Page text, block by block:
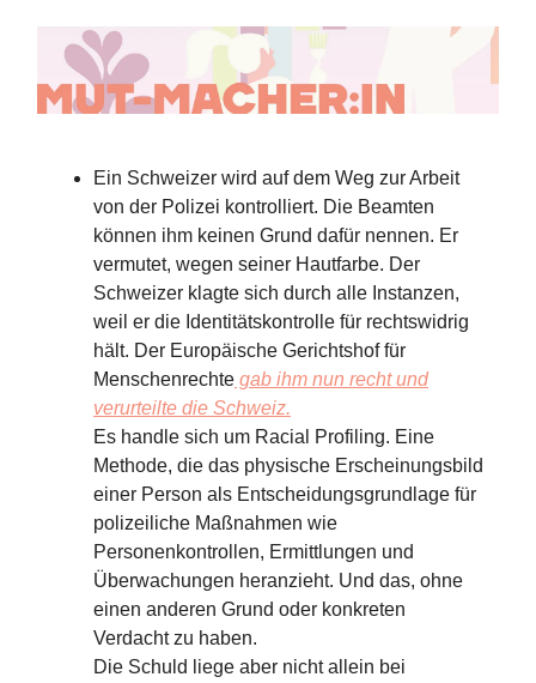
Ein Schweizer wird auf dem Weg zur Arbeit
von der Polizei kontrolliert. Die Beamten
können ihm keinen Grund dafür nennen. Er
vermutet, wegen seiner Hautfarbe. Der
Schweizer klagte sich durch alle Instanzen,
weil er die Identitätskontrolle für rechtswidrig
hält. Der Europäische Gerichtshof für
Menschenrechte gab ihm nun recht und
verurteilte die Schweiz.
Es handle sich um Racial Profiling. Eine
Methode, die das physische Erscheinungsbild
einer Person als Entscheidungsgrundlage für
polizeiliche Maßnahmen wie
Personenkontrollen, Ermittlungen und
Überwachungen heranzieht. Und das, ohne
einen anderen Grund oder konkreten
Verdacht zu haben.
Die Schuld liege aber nicht allein bei